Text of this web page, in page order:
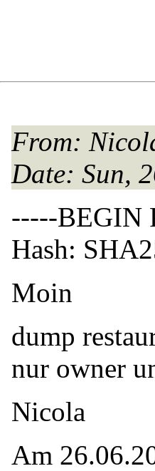
From:
Date: Sun,
-----BEGIN
Hash:
Moin
dump
nur owner
Nicola
Am